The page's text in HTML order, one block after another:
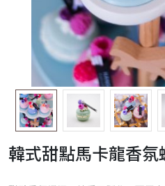
韓式甜點馬卡龍香氛